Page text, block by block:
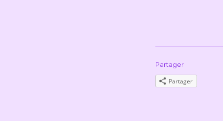
Partager :
Partager